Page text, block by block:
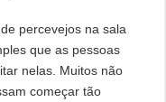
percevejos na sala
que as pessoas
nelas. Muitos não
começar tão